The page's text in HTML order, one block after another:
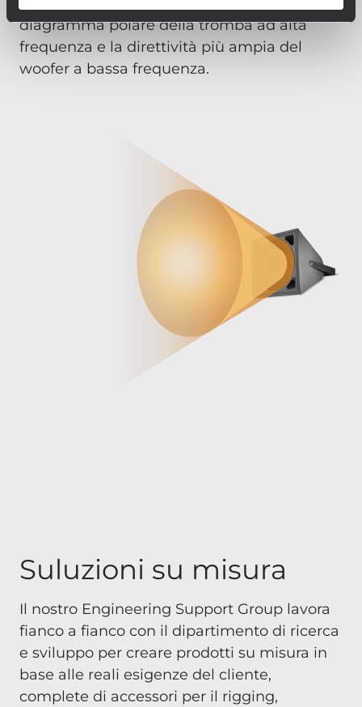
diagramma polare della tromba ad alta
frequenza e la direttività più ampia del
woofer a bassa frequenza.
Suluzioni su misura
Il nostro Engineering Support Group lavora
fianco a fianco con il dipartimento di ricerca
e sviluppo per creare prodotti su misura in
base alle reali esigenze del cliente,
complete di accessori per il rigging,